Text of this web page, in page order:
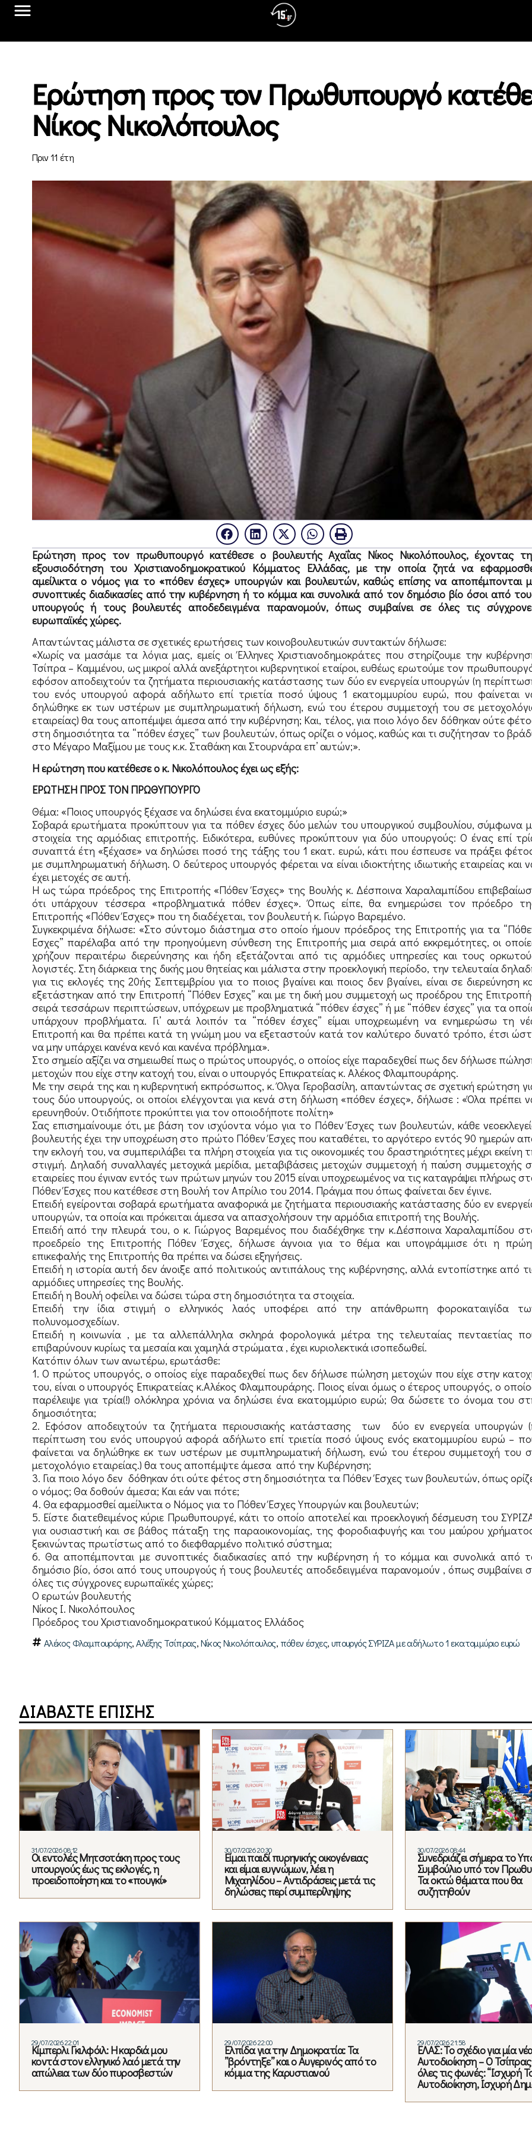
Ερώτηση προς τον Πρωθυπουργό
Νίκος Νικολόπουλος
Πριν 11 έτη
Ερώτηση προς τον πρωθυπουργό κατέθεσε ο βουλευτής Αχαΐας Νίκος Νικολόπουλος, έχοντας
εξουσιοδότηση του Χριστιανοδημοκρατικού Κόμματος Ελλάδας, με την οποία ζητά να
αμείλικτα ο νόμος για το «πόθεν έσχες» υπουργών και βουλευτών, καθώς επίσης να αποπέμπονται
συνοπτικές διαδικασίες από την κυβέρνηση ή το κόμμα και συνολικά από τον δημόσιο βίο όσοι από
υπουργούς ή τους βουλευτές αποδεδειγμένα παρανομούν, όπως συμβαίνει σε όλες τις
ευρωπαϊκές χώρες.
Απαντώντας μάλιστα σε σχετικές ερωτήσεις των κοινοβουλευτικών συντακτών δήλωσε:
«Χωρίς να μασάμε τα λόγια μας, εμείς οι Έλληνες Χριστιανοδημοκράτες που στηρίζουμε την
Τσίπρα – Καμμένου, ως μικροί αλλά ανεξάρτητοι κυβερνητικοί εταίροι, ευθέως ερωτούμε τον
εφόσον αποδειχτούν τα ζητήματα περιουσιακής κατάστασης των δύο εν ενεργεία υπουργών (η
του ενός υπουργού αφορά αδήλωτο επί τριετία ποσό ύψους 1 εκατομμυρίου ευρώ, που φαίνεται
δηλώθηκε εκ των υστέρων με συμπληρωματική δήλωση, ενώ του έτερου συμμετοχή του σε
εταιρείας) θα τους αποπέμψει άμεσα από την κυβέρνηση; Και, τέλος, για ποιο λόγο δεν δόθηκαν ούτε
στη δημοσιότητα τα “πόθεν έσχες” των βουλευτών, όπως ορίζει ο νόμος, καθώς και τι συζήτησαν το
στο Μέγαρο Μαξίμου με τους κ.κ. Σταθάκη και Στουρνάρα επ’ αυτών;».
Η ερώτηση που κατέθεσε ο κ. Νικολόπουλος έχει ως εξής:
ΕΡΩΤΗΣΗ ΠΡΟΣ ΤΟΝ ΠΡΩΘΥΠΟΥΡΓΟ
Θέμα: «Ποιος υπουργός ξέχασε να δηλώσει ένα εκατομμύριο ευρώ;»
Σοβαρά ερωτήματα προκύπτουν για τα πόθεν έσχες δύο μελών του υπουργικού συμβουλίου, σύμφωνα
στοιχεία της αρμόδιας επιτροπής. Ειδικότερα, ευθύνες προκύπτουν για δύο υπουργούς: Ο ένας επί
συναπτά έτη «ξέχασε» να δηλώσει ποσό της τάξης του 1 εκατ. ευρώ, κάτι που έσπευσε να πράξει
με συμπληρωματική δήλωση. Ο δεύτερος υπουργός φέρεται να είναι ιδιοκτήτης ιδιωτικής εταιρείας και
έχει μετοχές σε αυτή.
H ως τώρα πρόεδρος της Επιτροπής «Πόθεν Έσχες» της Βουλής κ. Δέσποινα Χαραλαμπίδου
ότι υπάρχουν τέσσερα «προβληματικά πόθεν έσχες». Όπως είπε, θα ενημερώσει τον πρόεδρο
Επιτροπής «Πόθεν Έσχες» που τη διαδέχεται, τον βουλευτή κ. Γιώργο Βαρεμένο.
Συγκεκριμένα δήλωσε: «Στο σύντομο διάστημα στο οποίο ήμουν πρόεδρος της Επιτροπής για τα
Εσχες” παρέλαβα από την προηγούμενη σύνθεση της Επιτροπής μια σειρά από εκκρεμότητες, οι
χρήζουν περαιτέρω διερεύνησης και ήδη εξετάζονται από τις αρμόδιες υπηρεσίες και τους
λογιστές. Στη διάρκεια της δικής μου θητείας και μάλιστα στην προεκλογική περίοδο, την τελευταία
για τις εκλογές της 20ής Σεπτεμβρίου για το ποιος βγαίνει και ποιος δεν βγαίνει, είναι σε διερεύνηση
εξετάστηκαν από την Επιτροπή “Πόθεν Εσχες” και με τη δική μου συμμετοχή ως προέδρου της
σειρά τεσσάρων περιπτώσεων, υπόχρεων με προβληματικά “πόθεν έσχες” ή με “πόθεν έσχες” για τα
υπάρχουν προβλήματα. Γι’ αυτά λοιπόν τα “πόθεν έσχες” είμαι υποχρεωμένη να ενημερώσω τη
Επιτροπή και θα πρέπει κατά τη γνώμη μου να εξεταστούν κατά τον καλύτερο δυνατό τρόπο, έτσι
να μην υπάρχει κανένα κενό και κανένα πρόβλημα».
Στο σημείο αξίζει να σημειωθεί πως ο πρώτος υπουργός, ο οποίος είχε παραδεχθεί πως δεν δήλωσε
μετοχών που είχε στην κατοχή του, είναι ο υπουργός Επικρατείας κ. Αλέκος Φλαμπουράρης.
Με την σειρά της και η κυβερνητική εκπρόσωπος, κ. Όλγα Γεροβασίλη, απαντώντας σε σχετική ερώτηση
τους δύο υπουργούς, οι οποίοι ελέγχονται για κενά στη δήλωση «πόθεν έσχες», δήλωσε : «Όλα πρέπει
ερευνηθούν. Οτιδήποτε προκύπτει για τον οποιοδήποτε πολίτη»
Σας επισημαίνουμε ότι, με βάση τον ισχύοντα νόμο για το Πόθεν Έσχες των βουλευτών, κάθε
βουλευτής έχει την υποχρέωση στο πρώτο Πόθεν Έσχες που καταθέτει, το αργότερο εντός 90 ημερών
την εκλογή του, να συμπεριλάβει τα πλήρη στοιχεία για τις οικονομικές του δραστηριότητες μέχρι εκείνη
στιγμή. Δηλαδή συναλλαγές μετοχικά μερίδια, μεταβιβάσεις μετοχών συμμετοχή ή παύση συμμετοχής
εταιρείες που έγιναν εντός των πρώτων μηνών του 2015 είναι υποχρεωμένος να τις καταγράψει πλήρως
Πόθεν Έσχες που κατέθεσε στη Βουλή τον Απρίλιο του 2014. Πράγμα που όπως φαίνεται δεν έγινε.
Επειδή εγείρονται σοβαρά ερωτήματα αναφορικά με ζητήματα περιουσιακής κατάστασης δύο εν
υπουργών, τα οποία και πρόκειται άμεσα να απασχολήσουν την αρμόδια επιτροπή της Βουλής.
Επειδή από την πλευρά του, ο κ. Γιώργος Βαρεμένος που διαδέχθηκε την κ.Δέσποινα Χαραλαμπίδου
προεδρείο της Επιτροπής Πόθεν Έσχες, δήλωσε άγνοια για το θέμα και υπογράμμισε ότι η
επικεφαλής της Επιτροπής θα πρέπει να δώσει εξηγήσεις.
Επειδή η ιστορία αυτή δεν άνοιξε από πολιτικούς αντιπάλους της κυβέρνησης, αλλά εντοπίστηκε από
αρμόδιες υπηρεσίες της Βουλής.
Επειδή η Βουλή οφείλει να δώσει τώρα στη δημοσιότητα τα στοιχεία.
Επειδή την ίδια στιγμή ο ελληνικός λαός υποφέρει από την απάνθρωπη φοροκαταιγίδα
πολυνομοσχεδίων.
Επειδή η κοινωνία , με τα αλλεπάλληλα σκληρά φορολογικά μέτρα της τελευταίας πενταετίας
επιβαρύνουν κυρίως τα μεσαία και χαμηλά στρώματα , έχει κυριολεκτικά ισοπεδωθεί.
Κατόπιν όλων των ανωτέρω, ερωτάσθε:
1. Ο πρώτος υπουργός, ο οποίος είχε παραδεχθεί πως δεν δήλωσε πώληση μετοχών που είχε στην
του, είναι ο υπουργός Επικρατείας κ.Αλέκος Φλαμπουράρης. Ποιος είναι όμως ο έτερος υπουργός, ο
παρέλειψε για τρία(!) ολόκληρα χρόνια να δηλώσει ένα εκατομμύριο ευρώ; Θα δώσετε το όνομα του
δημοσιότητα;
2. Εφόσον αποδειχτούν τα ζητήματα περιουσιακής κατάστασης των δύο εν ενεργεία υπουργών
περίπτωση του ενός υπουργού αφορά αδήλωτο επί τριετία ποσό ύψους ενός εκατομμυρίου ευρώ –
φαίνεται να δηλώθηκε εκ των υστέρων με συμπληρωματική δήλωση, ενώ του έτερου συμμετοχή του
μετοχολόγιο εταιρείας.) θα τους αποπέμψτε άμεσα από την Κυβέρνηση;
3. Για ποιο λόγο δεν δόθηκαν ότι ούτε φέτος στη δημοσιότητα τα Πόθεν Έσχες των βουλευτών, όπως
ο νόμος; Θα δοθούν άμεσα; Και εάν ναι πότε;
4. Θα εφαρμοσθεί αμείλικτα ο Νόμος για το Πόθεν Έσχες Υπουργών και βουλευτών;
5. Είστε διατεθειμένος κύριε Πρωθυπουργέ, κάτι το οποίο αποτελεί και προεκλογική δέσμευση του
για ουσιαστική και σε βάθος πάταξη της παραοικονομίας, της φοροδιαφυγής και του μαύρου
ξεκινώντας πρωτίστως από το διεφθαρμένο πολιτικό σύστημα;
6. Θα αποπέμπονται με συνοπτικές διαδικασίες από την κυβέρνηση ή το κόμμα και συνολικά από
δημόσιο βίο, όσοι από τους υπουργούς ή τους βουλευτές αποδεδειγμένα παρανομούν , όπως συμβαίνει
όλες τις σύγχρονες ευρωπαϊκές χώρες;
Ο ερωτών βουλευτής
Νίκος Ι. Νικολόπουλος
Πρόεδρος του Χριστιανοδημοκρατικού Κόμματος Ελλάδος
Αλέκος Φλαμπουράρης,Αλέξης Τσίπρας,Νίκος Νικολόπουλος, πόθεν έσχες,υπουργός ΣΥΡΙΖΑ με αδήλωτο 1 εκατομμύριο ευρώ
ΔΙΑΒΑΣΤΕ ΕΠΙΣΗΣ
31/07/2026 08:12
Οι εντολές Μητσοτάκη προς τους
υπουργούς έως τις εκλογές, η
προειδοποίηση και το «πουγκί»
30/07/2026 20:30
Είμαι παιδί πυρηνικής οικογένειας
και είμαι ευγνώμων, λέει η
Μιχαηλίδου – Αντιδράσεις μετά τις
δηλώσεις περί συμπερίληψης
30/07/2026 08:44
Συνεδριάζει σήμερα το
Συμβούλιο υπό τον
Τα οκτώ θέματα που θα
συζητηθούν
29/07/2026 22:01
Κίμπερλι Γκιλφόιλ: Η καρδιά μου
κοντά στον ελληνικό λαό μετά την
απώλεια των δύο πυροσβεστών
29/07/2026 22:00
Ελπίδα για την Δημοκρατία: Τα
”βρόντηξε” και ο Αυγερινός από το
κόμμα της Καρυστιανού
29/07/2026 21:58
ΕΛΑΣ: Το σχέδιο για μία
Αυτοδιοίκηση – Ο
όλες τις φωνές: “Ισχυρή
Αυτοδιοίκηση, Ισχυρή